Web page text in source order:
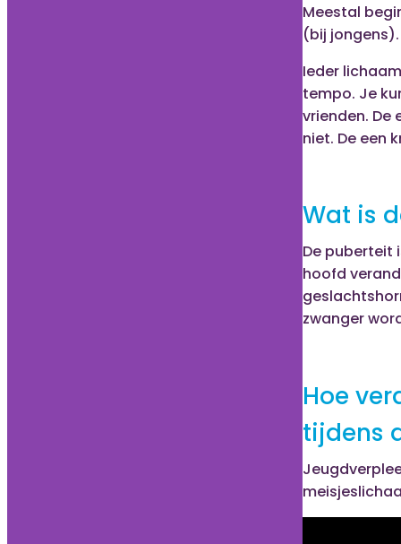
Meestal
(bij jongens).
Ieder
tempo. Je
vrienden. De
niet. De een
Wat is
De puberteit
hoofd
zwanger
Hoe
tijdens